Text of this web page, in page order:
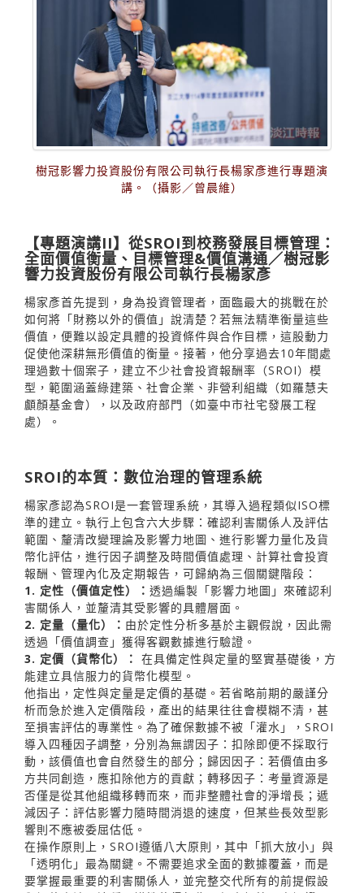
樹冠影響力投資股份有限公司執行長楊家彥進行專題演
講。（攝影／曾晨維）
【專題演講II】從SROI到校務發展目標管理：
全面價值衡量、目標管理&價值溝通／樹冠影
響力投資股份有限公司執行長楊家彥
楊家彥首先提到，身為投資管理者，面臨最大的挑戰在於
如何將「財務以外的價值」說清楚？若無法精準衡量這些
價值，便難以設定具體的投資條件與合作目標，這股動力
促使他深耕無形價值的衡量。接著，他分享過去10年間處
理過數十個案子，建立不少社會投資報酬率（SROI）模
型，範圍涵蓋綠建築、社會企業、非營利組織（如羅慧夫
顱顏基金會），以及政府部門（如臺中市社宅發展工程
處）。
SROI的本質：數位治理的管理系統
楊家彥認為SROI是一套管理系統，其導入過程類似ISO標
準的建立。執行上包含六大步驟：確認利害關係人及評估
範圍、釐清改變理論及影響力地圖、進行影響力量化及貨
幣化評估，進行因子調整及時間價值處理、計算社會投資
報酬、管理內化及定期報告，可歸納為三個關鍵階段：
1. 定性（價值定性）： 透過編製「影響力地圖」來確認利
害關係人，並釐清其受影響的具體層面。
2. 定量（量化）： 由於定性分析多基於主觀假說，因此需
透過「價值調查」獲得客觀數據進行驗證。
3. 定價（貨幣化）： 在具備定性與定量的堅實基礎後，方
能建立具信服力的貨幣化模型。
他指出，定性與定量是定價的基礎。若省略前期的嚴謹分
析而急於進入定價階段，產出的結果往往會模糊不清，甚
至損害評估的專業性。為了確保數據不被「灌水」，SROI
導入四種因子調整，分別為無謂因子：扣除即便不採取行
動，該價值也會自然發生的部分；歸因因子：若價值由多
方共同創造，應扣除他方的貢獻；轉移因子：考量資源是
否僅是從其他組織移轉而來，而非整體社會的淨增長；遞
減因子：評估影響力隨時間消退的速度，但某些長效型影
響則不應被委屈估低。
在操作原則上，SROI遵循八大原則，其中「抓大放小」與
「透明化」最為關鍵。不需要追求全面的數據覆蓋，而是
要掌握最重要的利害關係人，並完整交代所有的前提假設